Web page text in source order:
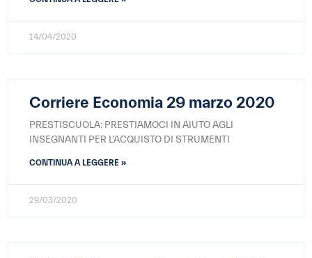
14/04/2020
Corriere Economia 29 marzo 2020
PRESTISCUOLA: PRESTIAMOCI IN AIUTO AGLI
INSEGNANTI PER L’ACQUISTO DI STRUMENTI
CONTINUA A LEGGERE »
29/03/2020